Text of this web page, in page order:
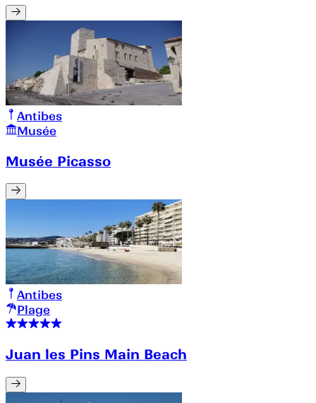
Antibes
Musée
Musée Picasso
Antibes
Plage
Juan les Pins Main Beach